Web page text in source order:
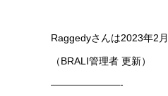
Raggedyさんは2023年2
（BRALI管理者 更新）
———————-